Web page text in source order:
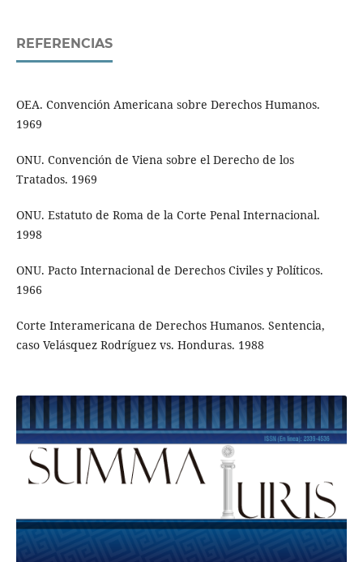
REFERENCIAS
OEA. Convención Americana sobre Derechos Humanos.
1969
ONU. Convención de Viena sobre el Derecho de los
Tratados. 1969
ONU. Estatuto de Roma de la Corte Penal Internacional.
1998
ONU. Pacto Internacional de Derechos Civiles y Políticos.
1966
Corte Interamericana de Derechos Humanos. Sentencia,
caso Velásquez Rodríguez vs. Honduras. 1988